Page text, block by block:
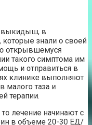
выкидыш, в
знали о своей
открывшемуся
такого симптома им
и отправиться в
клинике выполняют
малого таза и
терапии.
лечение начинают с
в объеме 20-30 ЕД/